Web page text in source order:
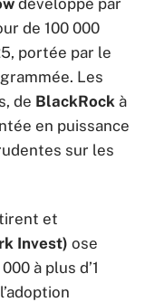
de 100 000
portée par le
Les
de BlackRock à
en puissance
sur les
et
Invest) ose
à plus d’1